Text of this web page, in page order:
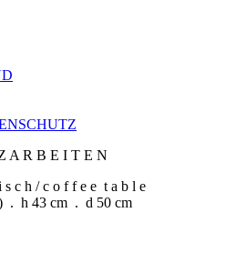
A R B E I T E N
s c h / c o f f e e t a b l e
. h 43 cm . d 50 cm